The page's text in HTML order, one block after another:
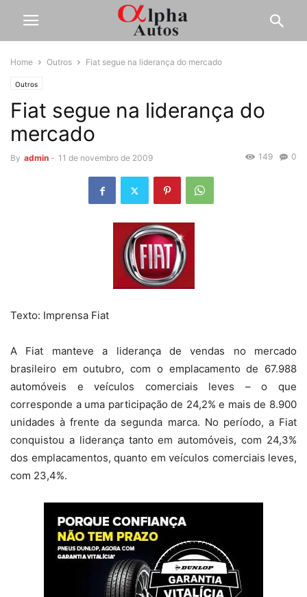
Home Outros Fiat segue na liderança do mercado
Outros
Fiat segue na liderança do
mercado
By admin - 11 de novembro de 2009 0
149
Texto: Imprensa Fiat
A Fiat manteve a liderança de vendas no mercado
brasileiro em outubro, com o emplacamento de 67.988
automóveis e veículos comerciais leves – o que
corresponde a uma participação de 24,2% e mais de 8.900
unidades à frente da segunda marca. No período, a Fiat
conquistou a liderança tanto em automóveis, com 24,3%
dos emplacamentos, quanto em veículos comerciais leves,
com 23,4%.